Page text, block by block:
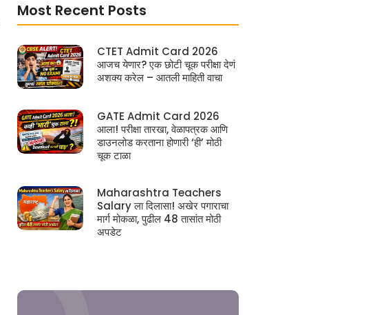
Most Recent Posts
CTET Admit Card 2026
आजच येणार? एक छोटी चूक परीक्षा देणं
अशक्य करेल – आतली माहिती वाचा
GATE Admit Card 2026
आला! परीक्षा तारखा, वेळापत्रक आणि
डाउनलोड करताना होणारी ‘ही’ मोठी
चूक टाळा
Maharashtra Teachers
Salary ला दिलासा! अखेर पगाराचा
मार्ग मोकळा, पुढील 48 तासांत मोठी
अपडेट